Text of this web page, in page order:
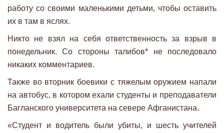
работу со своими маленькими детьми, чтобы оставить
их в там в яслях.
Никто не взял на себя ответственность за взрыв в
понедельник. Со стороны талибов* не последовало
никаких комментариев.
Также во вторник боевики с тяжелым оружием напали
на автобус, в котором ехали студенты и преподаватели
Багланского университета на севере Афганистана.
«Студент и водитель были убиты, и шесть учителей